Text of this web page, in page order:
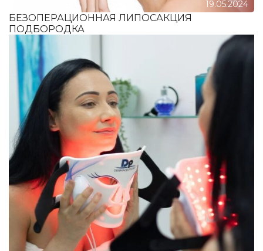
19.05.2024
БЕЗОПЕРАЦИОННАЯ ЛИПОСАКЦИЯ
ПОДБОРОДКА